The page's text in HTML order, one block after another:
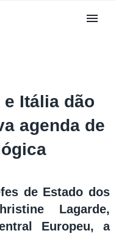
Itália dão
agenda de
de Estado dos
Lagarde,
Europeu, a